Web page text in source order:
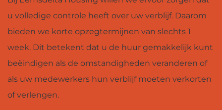
u volledige controle heeft over uw verblijf. Daarom
bieden we korte opzegtermijnen van slechts 1
week. Dit betekent dat u de huur gemakkelijk kunt
beëindigen als de omstandigheden veranderen of
als uw medewerkers hun verblijf moeten verkorten
of verlengen.